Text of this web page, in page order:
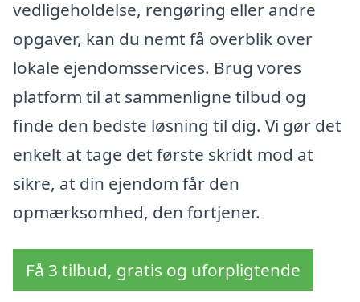
vedligeholdelse, rengøring eller andre
opgaver, kan du nemt få overblik over
lokale ejendomsservices. Brug vores
platform til at sammenligne tilbud og
finde den bedste løsning til dig. Vi gør det
enkelt at tage det første skridt mod at
sikre, at din ejendom får den
opmærksomhed, den fortjener.
Få 3 tilbud, gratis og uforpligtende